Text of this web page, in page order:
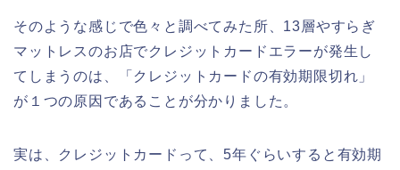
そのような感じで色々と調べてみた所、13層やすらぎ
マットレスのお店でクレジットカードエラーが発生し
てしまうのは、「クレジットカードの有効期限切れ」
が１つの原因であることが分かりました。
実は、クレジットカードって、5年ぐらいすると有効期